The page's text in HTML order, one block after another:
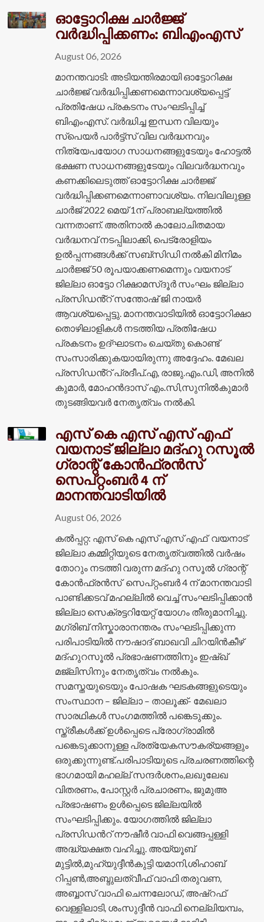
ഓട്ടോറിക്ഷ ചാർജ്ജ്
വർദ്ധിപ്പിക്കണം: ബിഎംഎസ്
August 06, 2026
മാനന്തവാടി: അടിയന്തിരമായി ഓട്ടോറിക്ഷ
ചാർജ്ജ് വർദ്ധിപ്പിക്കണമെന്നാവശ്യപ്പെട്ട്
പ്രതിഷേധ പ്രകടനം സംഘടിപ്പിച്ച്
ബിഎംഎസ്. വർദ്ധിച്ച ഇന്ധന വിലയും
സ്പെയർ പാർട്ട്സ് വില വർദ്ധനവും
നിത്യേപയോഗ സാധനങ്ങളുടേയും ഹോട്ടൽ
ഭക്ഷണ സാധനങ്ങളുടേയും വിലവർദ്ധനവും
കണക്കിലെടുത്ത് ഓട്ടോറിക്ഷ ചാർജ്ജ്
വർദ്ധിപ്പിക്കണമെന്നാണാവശ്യം. നിലവിലുള്ള
ചാർജ് 2022 മെയ് 1ന് പ്രാബല്യത്തിൽ
വന്നതാണ്. അതിനാൽ കാലോചിതമായ
വർദ്ധനവ് നടപ്പിലാക്കി, പെട്രോളിയം
ഉൽപ്പന്നങ്ങൾക്ക് സബ്‌സിഡി നൽകി മിനിമം
ചാർജ്ജ് 50 രൂപയാക്കണമെന്നും വയനാട്
ജില്ലാ ഓട്ടോ റിക്ഷാമസ്‌ദൂർ സംഘം ജില്ലാ
പ്രസിഡൻ്റ് സന്തോഷ് ജി നായർ
ആവശ്യപ്പെട്ടു. മാനന്തവാടിയിൽ ഓട്ടോറിക്ഷാ
തൊഴിലാളികൾ നടത്തിയ പ്രതിഷേധ
പ്രകടനം ഉദ്ഘാടനം ചെയ്തു കൊണ്ട്
സംസാരിക്കുകയായിരുന്നു അദ്ദേഹം. മേഖല
പ്രസിഡൻ്റ് പ്രദീപ്.എ, രാജു.എം.ഡി, അനിൽ
കുമാർ, മോഹൻദാസ് എം.സി,സുനിൽകുമാർ
തുടങ്ങിയവർ നേതൃത്വം നൽകി.
എസ് കെ എസ് എസ് എഫ്
വയനാട് ജില്ലാ മദ്ഹു റസൂൽ
ഗ്രാന്റ് കോൻഫ്രൻസ്
സെപ്റ്റംബർ 4 ന്
മാനന്തവാടിയിൽ
August 06, 2026
കൽപ്പറ്റ: എസ് കെ എസ് എസ് എഫ് വയനാട്
ജില്ലാ കമ്മിറ്റിയുടെ നേതൃത്വത്തിൽ വർഷം
തോറും നടത്തി വരുന്ന മദ്ഹു റസൂൽ ഗ്രാന്റ്
കോൻഫ്രൻസ് സെപ്റ്റംബർ 4 ന് മാനന്തവാടി
പാണ്ടിക്കടവ് മഹല്ലിൽ വെച്ച് സംഘടിപ്പിക്കാൻ
ജില്ലാ സെക്രട്ടറിയേറ്റ് യോഗം തീരുമാനിച്ചു.
മഗ്രിബ് നിസ്കാരാനന്തരം സംഘടിപ്പിക്കുന്ന
പരിപാടിയിൽ നൗഷാദ് ബാഖവി ചിറയിൻകീഴ്
മദ്ഹുറസൂൽ പ്രഭാഷണത്തിനും ഇഷ്ഖ്
മജ്ലിസിനും നേതൃത്വം നൽകും.
സമസ്തയുടെയും പോഷക ഘടകങ്ങളുടെയും
സംസ്ഥാന – ജില്ലാ – താലൂക്ക്- മേഖലാ
സാരഥികൾ സംഗമത്തിൽ പങ്കെടുക്കും.
സ്ത്രീകൾക്ക് ഉൾപ്പെടെ പ്രോഗ്രാമിൽ
പങ്കെടുക്കാനുള്ള പ്രത്യേകസൗകര്യങ്ങളും
ഒരുക്കുന്നുണ്ട്.പരിപാടിയുടെ പ്രചരണത്തിന്റെ
ഭാഗമായി മഹല്ല് സന്ദർശനം,ലഖുലേഖ
വിതരണം, പോസ്റ്റർ പ്രചാരണം, ജുമുഅ
പ്രഭാഷണം ഉൾപ്പെടെ ജില്ലയിൽ
സംഘടിപ്പിക്കും. യോഗത്തിൽ ജില്ലാ
പ്രസിഡൻറ് നൗഷീർ വാഫി വെങ്ങപ്പള്ളി
അദ്ധ്യക്ഷത വഹിച്ചു. അയ്യൂബ്
മുട്ടിൽ,മുഹ്യുദ്ദീൻകുട്ടി യമാനി,ശിഹാബ്
റിപ്പൺ,അബ്ദുലത്വീഫ് വാഫി തരുവണ,
അബ്ബാസ് വാഫി ചെന്നലോഡ്, അഷ്റഫ്
വെള്ളിലാടി, ശംസുദ്ദീൻ വാഫി നെല്ലിയമ്പം,